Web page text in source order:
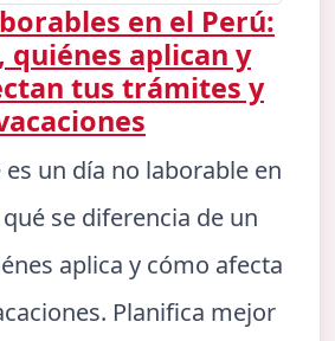
en el Perú:
quiénes aplican y
tus trámites y
es un día no laborable en
se diferencia de un
aplica y cómo afecta
Planifica mejor